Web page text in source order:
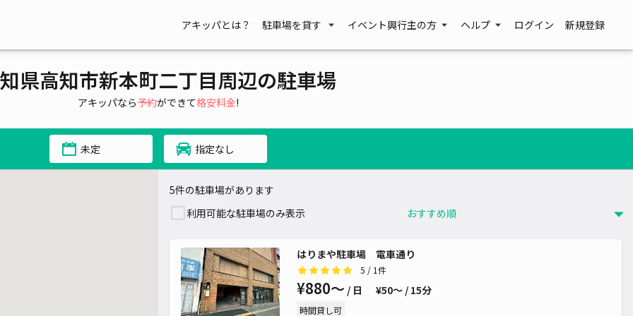
アキッパとは？ 駐車場を貸す イベント興行主の方 ヘルプ ログイン 新規登録
県高知市新本町二丁目周辺の駐車場
アキッパなら予約ができて格安料金!
未定 指定なし
5件の駐車場があります
利用可能な駐車場のみ表示
はりまや駐車場 電車通り
5 / 1件
¥880〜 / 日 ¥50〜 / 15分
時間貸し可